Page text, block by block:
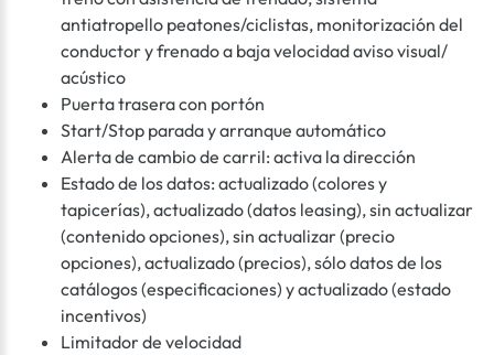
antiatropello peatones/ciclistas, monitorización del
conductor y frenado a baja velocidad aviso visual/
acústico
Puerta trasera con portón
Start/Stop parada y arranque automático
Alerta de cambio de carril: activa la dirección
Estado de los datos: actualizado (colores y
tapicerías), actualizado (datos leasing), sin actualizar
(contenido opciones), sin actualizar (precio
opciones), actualizado (precios), sólo datos de los
catálogos (especificaciones) y actualizado (estado
incentivos)
Limitador de velocidad